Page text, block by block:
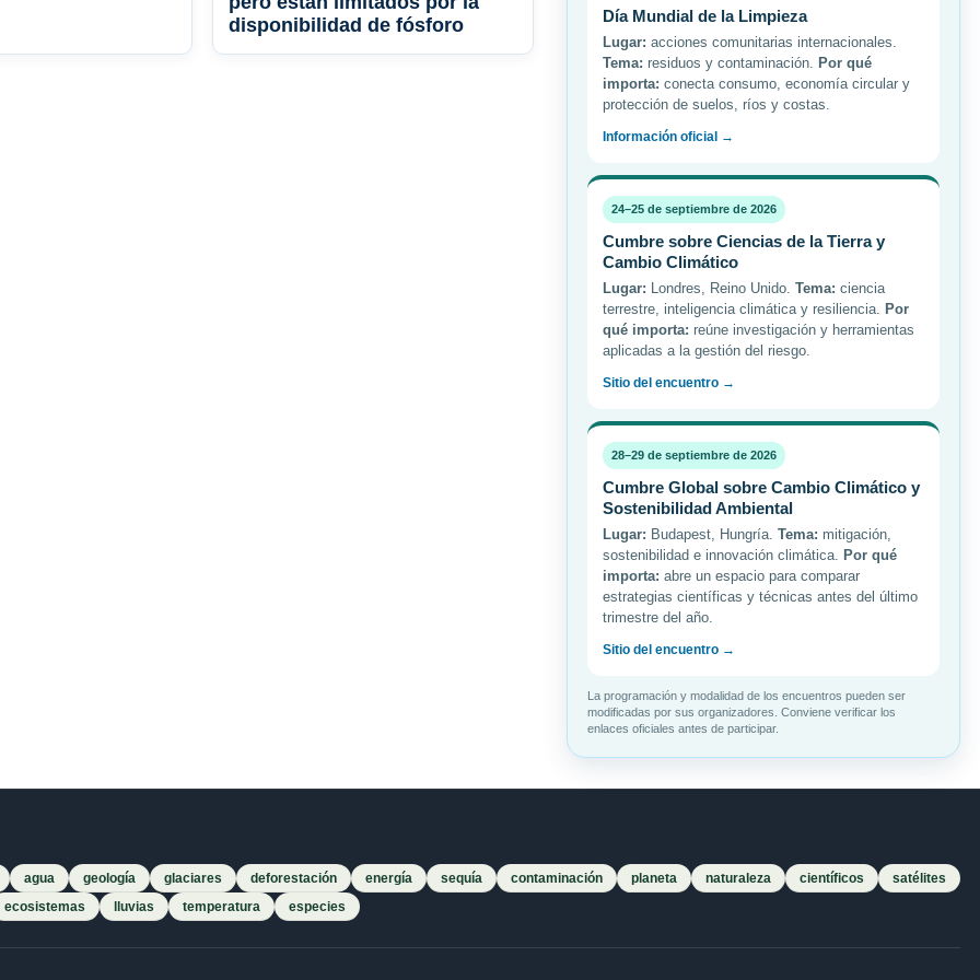
disponibilidad de fósforo
Día Mundial de la Limpieza
Lugar: acciones comunitarias internacionales.
Tema: residuos y contaminación. Por qué
importa: conecta consumo, economía circular y
protección de suelos, ríos y costas.
Información oficial →
24–25 de septiembre de 2026
Cumbre sobre Ciencias de la Tierra y
Cambio Climático
Lugar: Londres, Reino Unido. Tema: ciencia
terrestre, inteligencia climática y resiliencia. Por
qué importa: reúne investigación y herramientas
aplicadas a la gestión del riesgo.
Sitio del encuentro →
28–29 de septiembre de 2026
Cumbre Global sobre Cambio Climático y
Sostenibilidad Ambiental
Lugar: Budapest, Hungría. Tema: mitigación,
sostenibilidad e innovación climática. Por qué
importa: abre un espacio para comparar
estrategias científicas y técnicas antes del último
trimestre del año.
Sitio del encuentro →
La programación y modalidad de los encuentros pueden ser
modificadas por sus organizadores. Conviene verificar los
enlaces oficiales antes de participar.
agua geología glaciares deforestación energía sequía contaminación planeta naturaleza científicos
satélites
ecosistemas lluvias temperatura especies